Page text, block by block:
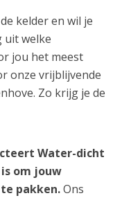
kelder en wil je
uit welke
jou het meest
onze vrijblijvende
Zo krijg je de
Water-dicht
om jouw
pakken.Ons